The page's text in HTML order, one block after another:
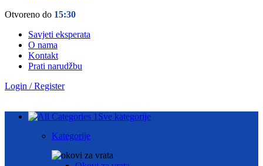
Otvoreno do 15:30
Savjeti eksperata
O nama
Kontakt
Prati narudžbu
Login / Register
Sve kategorije
Kategorije